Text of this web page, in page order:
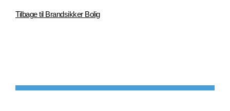
Tilbage til Brandsikker Bolig